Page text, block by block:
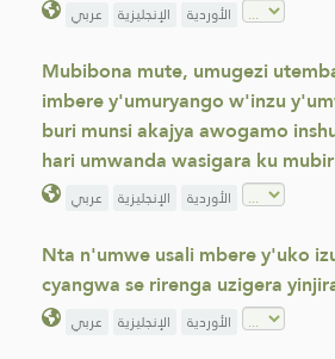
عربي الإنجليزية الأوردية
Mubibona mute, umugezi
imbere y'umuryango w'inzu
buri munsi akajya awogamo
hari umwanda wasigara ku
عربي الإنجليزية الأوردية
Nta n'umwe usali mbere y'uko
cyangwa se rirenga uzigera
عربي الإنجليزية الأوردية